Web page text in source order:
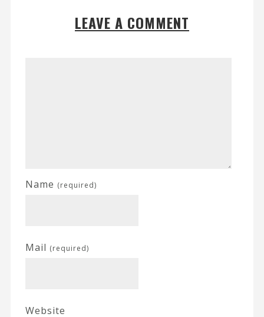
LEAVE A COMMENT
Name (required)
Mail (required)
Website